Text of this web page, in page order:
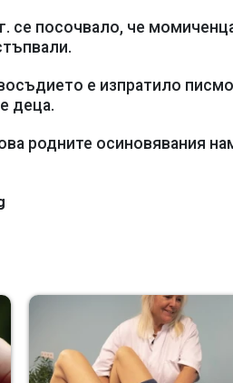
се посочвало, че
е изпратило
деца.
родните осиновявания